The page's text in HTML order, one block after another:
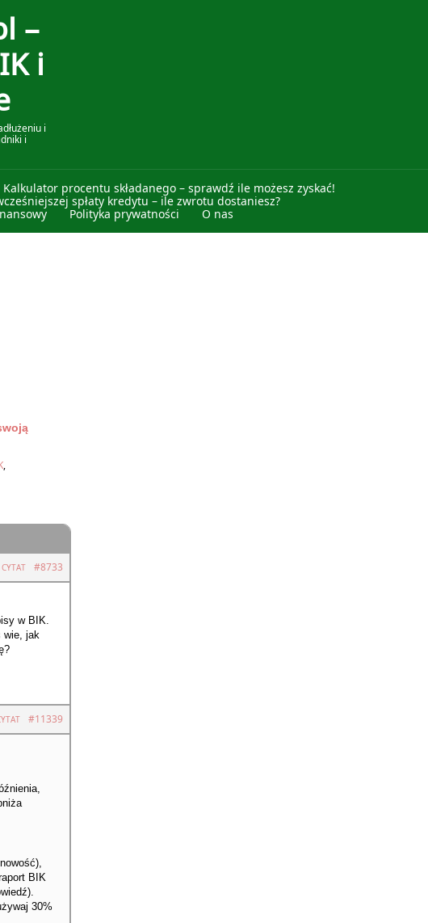
–
i
i
i
Kalkulator procentu składanego – sprawdź ile możesz zyskać!
spłaty kredytu – ile zwrotu dostaniesz?
Polityka prywatności O nas
,
#8733
CYTAT
w BIK.
wie, jak
#11339
BIK
30%